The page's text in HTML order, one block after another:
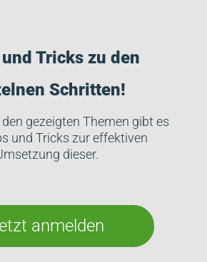
Tricks zu den
Schritten!
gezeigten Themen gibt es
und Tricks zur effektiven
dieser.
anmelden